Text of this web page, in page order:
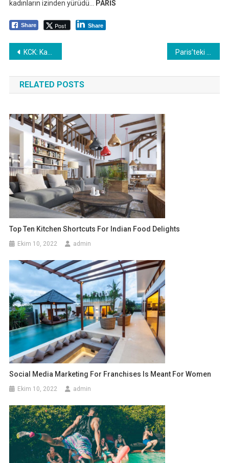
kadınların izinden yürüdü…
PARİS
Share Post Share
Yazı
dolaşımı
KCK: Katliam DAİŞ destekçisi ve yöneticisi AKP-MHP tarafından yapılmıştı
RELATED POSTS
Top Ten Kitchen Shortcuts For Indian Food Delights
Ekim 10, 2022 admin
Social Media Marketing For Franchises Is Meant For Women
Ekim 10, 2022 admin